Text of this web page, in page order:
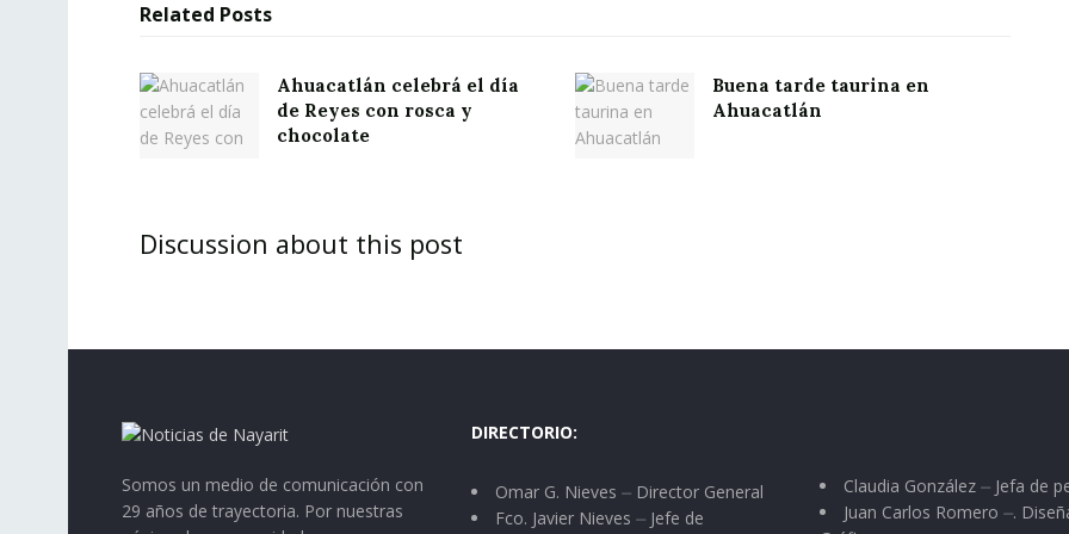
Related Posts
Ahuacatlán celebrá el día
de Reyes con rosca y
chocolate
Buena tarde taurina en
Ahuacatlán
Discussion about this post
Somos un medio de comunicación con
29 años de trayectoria. Por nuestras
DIRECTORIO:
Omar G. Nieves ⏤ Director General
Fco. Javier Nieves ⏤ Jefe de
Claudia González ⏤ Jefa de
Juan Carlos Romero ⏤.